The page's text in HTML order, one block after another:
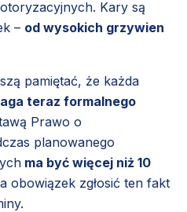
Kary są
– od wysokich grzywien
pamiętać, że każda
teraz formalnego
Prawo o
planowanego
ma być więcej niż 10
obowiązek zgłosić ten fakt